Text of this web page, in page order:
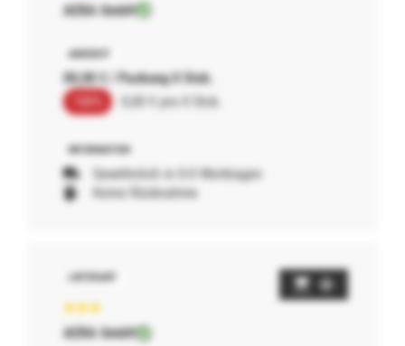
AERA GmbH
00,00 € / Packung 0 Stck.
0,00 € pro 0 Stck.
Gewöhnlich in 0-0 Werktagen
Keine Rücknahme
AERA GmbH